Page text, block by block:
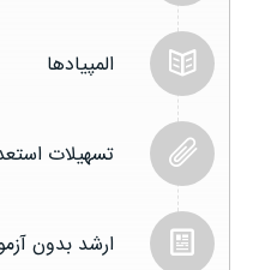
المپیادها
تسهیلات
ارشد بدون